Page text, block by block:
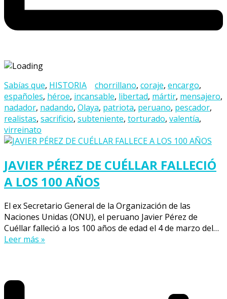
Sabías que, HISTORIA chorrillano, coraje, encargo,
españoles, héroe, incansable, libertad, mártir, mensajero,
nadador, nadando, Olaya, patriota, peruano, pescador,
realistas, sacrificio, subteniente, torturado, valentía,
virreinato
JAVIER PÉREZ DE CUÉLLAR FALLECIÓ
A LOS 100 AÑOS
El ex Secretario General de la Organización de las
Naciones Unidas (ONU), el peruano Javier Pérez de
Cuéllar falleció a los 100 años de edad el 4 de marzo del…
Leer más »